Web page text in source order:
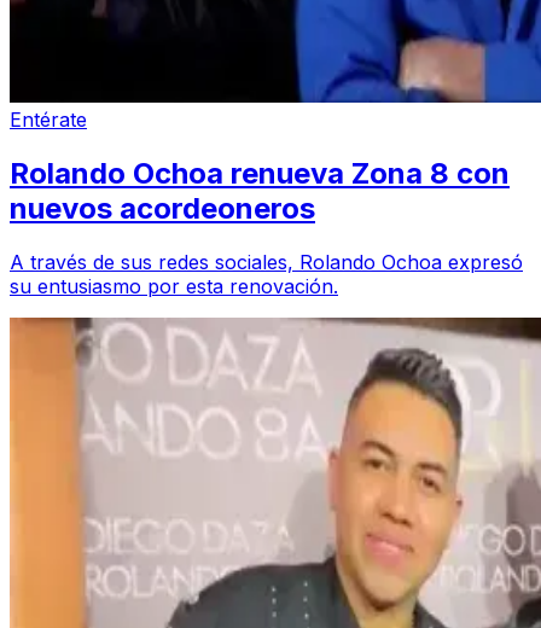
Entérate
Rolando Ochoa renueva Zona 8 con
nuevos acordeoneros
A través de sus redes sociales, Rolando Ochoa expresó
su entusiasmo por esta renovación.